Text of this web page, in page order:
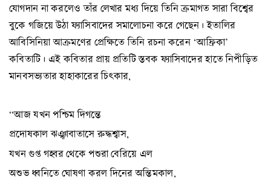
যোগদান না করলেও তাঁর লেখার মধ্য দিয়ে তিনি ক্রমাগত সারা বিশ্বের
বুকে গজিয়ে উঠা ফ্যাসিবাদের সমালোচনা করে গেছেন। ইতালির
আবিসিনিয়া আক্রমণের প্রেক্ষিতে তিনি রচনা করেন ‘আফ্রিকা’
কবিতাটি। এই কবিতার প্রায় প্রতিটি স্তবক ফ্যাসিবাদের হাতে নিপীড়িত
মানবসভ্যতার হাহাকারের চিৎকার,
“আজ যখন পশ্চিম দিগন্তে
প্রদোষকাল ঝঞ্ঝাবাতাসে রুদ্ধশ্বাস,
যখন গুপ্ত গহ্বর থেকে পশুরা বেরিয়ে এল
অশুভ ধ্বনিতে ঘোষণা করল দিনের অন্তিমকাল,